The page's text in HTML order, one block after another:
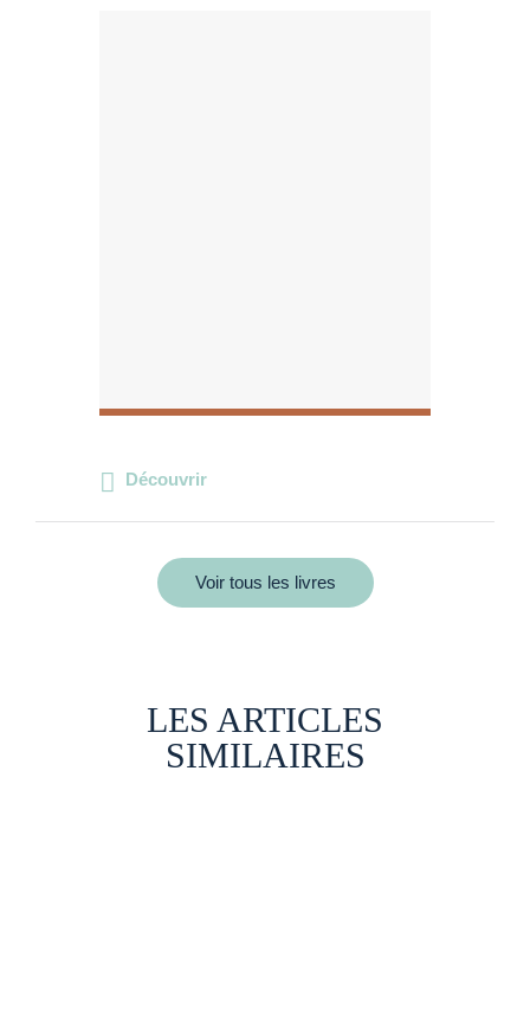
Découvrir
Voir tous les livres
LES ARTICLES
SIMILAIRES